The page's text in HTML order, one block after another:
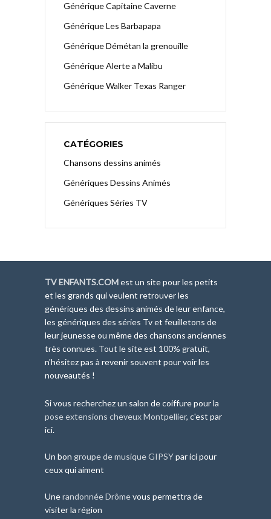
Générique Capitaine Caverne
Générique Les Barbapapa
Générique Démétan la grenouille
Générique Alerte a Malibu
Générique Walker Texas Ranger
CATÉGORIES
Chansons dessins animés
Génériques Dessins Animés
Génériques Séries TV
TV ENFANTS.COMest un site pour les petits
et les grands qui veulent retrouver les
génériques des dessins animés de leur enfance,
les génériques des séries Tv et feuilletons de
leur jeunesse ou même des chansons anciennes
très connues. Tout le site est 100% gratuit,
n'hésitez pas à revenir souvent pour voir les
nouveautés !
Si vous recherchez un salon de coiffure pour la
pose extensions cheveux Montpellier, c'est par
ici.
Un bon groupe de musique GIPSYpar ici pour
ceux qui aiment
Unerandonnée Drômevous permettra de
visiter la région